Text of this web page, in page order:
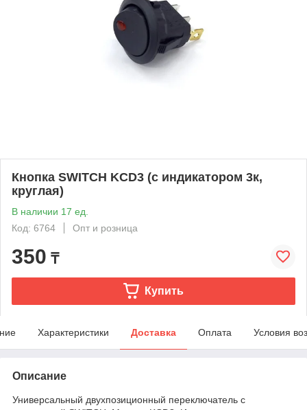
Кнопка SWITCH KCD3 (с индикатором 3к,
круглая)
В наличии 17 ед.
Код: 6764
Опт и розница
350 ₸
Купить
Характеристики Доставка Оплата Условия
Описание
Универсальный двухпозиционный переключатель с